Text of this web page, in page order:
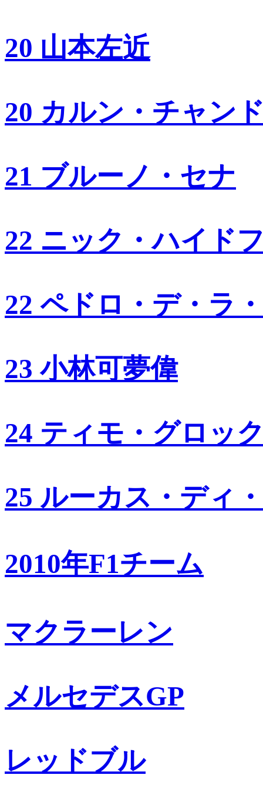
20 山本左近
20 カルン・チャン
21 ブルーノ・セナ
22 ニック・ハイド
22 ペドロ・デ・ラ
23 小林可夢偉
24 ティモ・グロッ
25 ルーカス・ディ
2010年F1チーム
マクラーレン
メルセデスGP
レッドブル